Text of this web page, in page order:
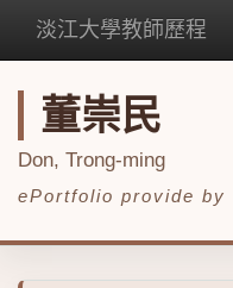
淡江大學教師歷程
董崇民
Don, Trong-ming
ePortfolio provide by